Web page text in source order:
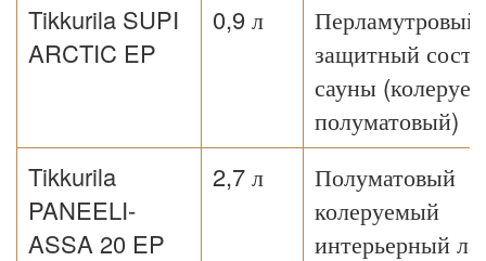
Tikkurila SUPI
ARCTIC EP
0,9 л
Перламутровый
защитный
сауны
полуматовый)
Tikkurila
PANEELI-
ASSA 20 EP
2,7 л
Полуматовый
колеруемый
интерьерный